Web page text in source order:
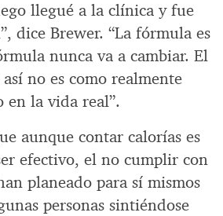
llegué a la clínica y fue
dice Brewer. “La fórmula es
nunca va a cambiar. El
no es como realmente
en la vida real”.
aunque contar calorías es
efectivo, el no cumplir con
planeado para sí mismos
personas sintiéndose